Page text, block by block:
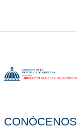
CONÓCENOS